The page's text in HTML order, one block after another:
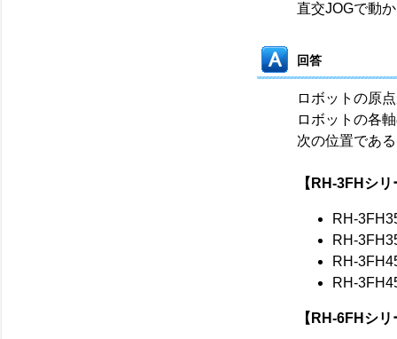
直交JOGで動
回答
ロボットの原
ロボットの各
次の位置であ
【RH-3FHシ
RH-
RH-
RH-
RH-
【RH-6FHシ